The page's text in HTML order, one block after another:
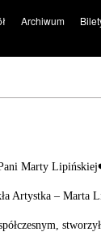
Archiwum
Marty
Artystka – Marta